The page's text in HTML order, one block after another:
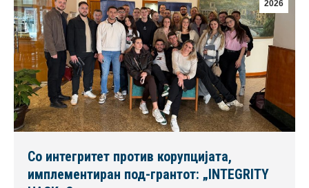
2026
Со интегритет против корупцијата,
имплементиран под-грантот: „INTEGRITY